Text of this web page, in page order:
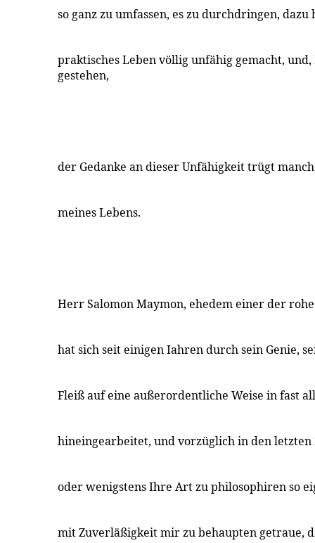
so ganz zu umfassen, es zu durchdringen,
praktisches Leben völlig unfähig gemacht,
gestehen,
der Gedanke an dieser Unfähigkeit trügt
meines Lebens.
Herr Salomon Maymon, ehedem einer der
hat sich seit einigen Iahren durch sein Genie,
Fleiß auf eine außerordentliche Weise in fast
hineingearbeitet, und vorzüglich in den
oder wenigstens Ihre Art zu philosophiren so
mit Zuverläßigkeit mir zu behaupten getraue,